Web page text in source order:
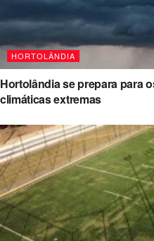
HORTOLÂNDIA
Hortolândia se prepara para
climáticas extremas